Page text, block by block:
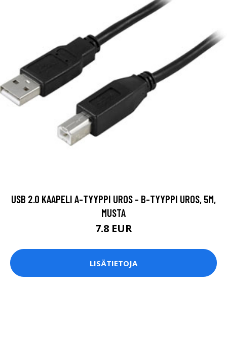
USB 2.0 KAAPELI A-TYYPPI UROS - B-TYYPPI UROS, 5M,
MUSTA
7.8 EUR
LISÄTIETOJA